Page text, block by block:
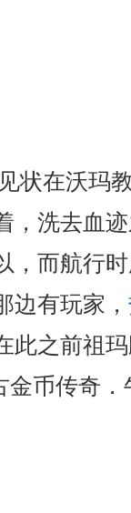
状在沃玛
，洗去血
，而航行
边有玩家，
此之前祖
金币传奇